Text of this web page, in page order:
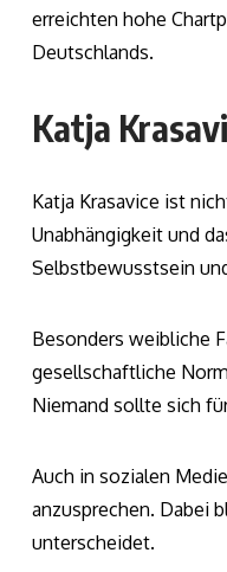
erreichten hohe
Deutschlands.
Katja
Katja Krasavice ist
Unabhängigkeit und
Selbstbewusstsein
Besonders weibliche
gesellschaftliche
Niemand sollte sich
Auch in sozialen
anzusprechen. Dabei
unterscheidet.